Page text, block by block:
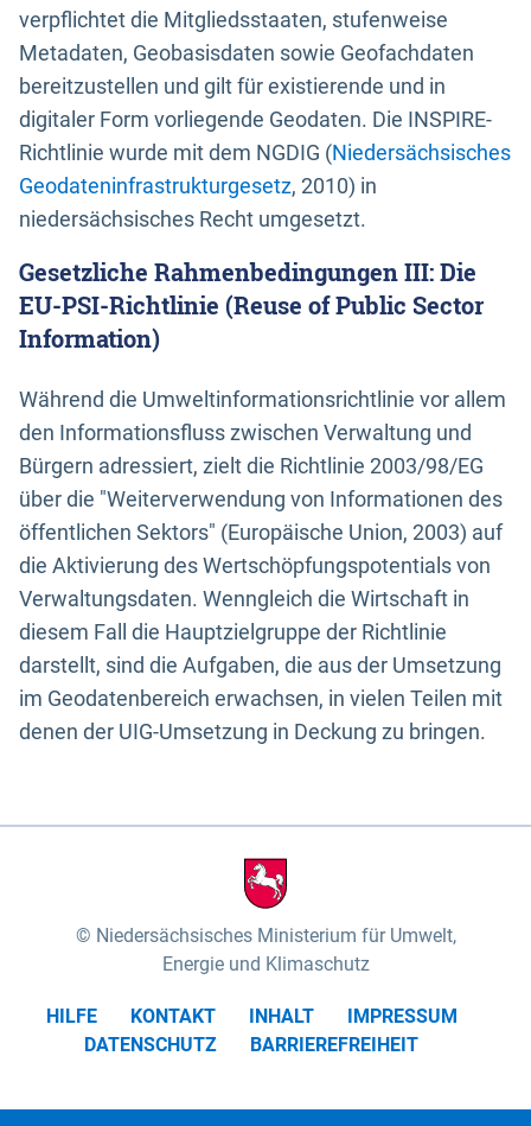
verpflichtet die Mitgliedsstaaten, stufenweise
Metadaten, Geobasisdaten sowie Geofachdaten
bereitzustellen und gilt für existierende und in
digitaler Form vorliegende Geodaten. Die INSPIRE-
Richtlinie wurde mit dem NGDIG (Niedersächsisches
Geodateninfrastrukturgesetz, 2010) in
niedersächsisches Recht umgesetzt.
Gesetzliche Rahmenbedingungen III: Die
EU-PSI-Richtlinie (Reuse of Public Sector
Information)
Während die Umweltinformationsrichtlinie vor allem
den Informationsfluss zwischen Verwaltung und
Bürgern adressiert, zielt die Richtlinie 2003/98/EG
über die "Weiterverwendung von Informationen des
öffentlichen Sektors" (Europäische Union, 2003) auf
die Aktivierung des Wertschöpfungspotentials von
Verwaltungsdaten. Wenngleich die Wirtschaft in
diesem Fall die Hauptzielgruppe der Richtlinie
darstellt, sind die Aufgaben, die aus der Umsetzung
im Geodatenbereich erwachsen, in vielen Teilen mit
denen der UIG-Umsetzung in Deckung zu bringen.
Niedersächsisches Ministerium für Umwelt,
Energie und Klimaschutz
HILFE KONTAKT INHALT
IMPRESSUM
DATENSCHUTZ
BARRIEREFREIHEIT